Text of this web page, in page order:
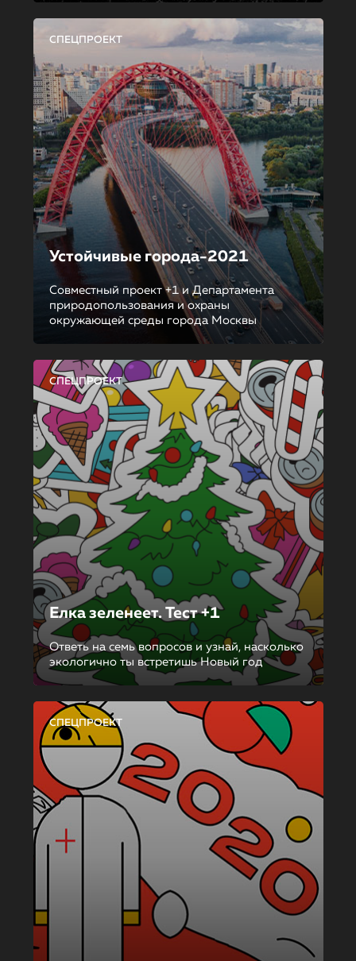
СПЕЦПРОЕКТ
Устойчивые города-2021
Совместный проект +1 и Департамента
природопользования и охраны
окружающей среды города Москвы
СПЕЦПРОЕКТ
Елка зеленеет. Тест +1
Ответь на семь вопросов и узнай, насколько
экологично ты встретишь Новый год
СПЕЦПРОЕКТ